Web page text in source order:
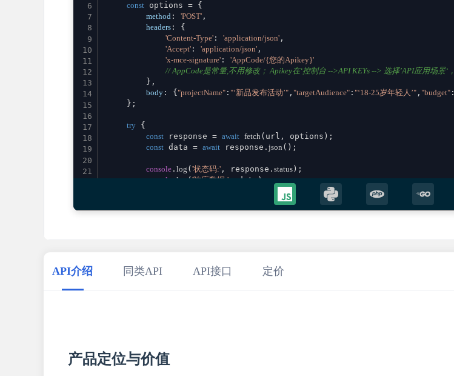
6
7
8
9
10
11
12
13
14
15
16
17
18
19
20
21
30
32
const options = {
method : 'POST' ,
headers : {
'Content-Type' : 'application/json' ,
'Accept' : 'application/json' ,
'x-mce-signature' : 'AppCode/{您的Apikey}'
// AppCode是常量,不用修改； Apikey在‘控制台 -->API KEYs --> 选择’API应用场景‘
        },
body : { "projectName" : "‘新品发布活动’" , "targetAudience" : "‘18-25岁年轻人’" , "budget" :
    };
try {
const response = await fetch (url, options);
const data = await response. json ();
console . log ( '状态码:' , response. status );
console
log ( '响应数据:' , data);
    }
catch (error) {
// 使用示例
API介绍 同类API API接口 定价
产品定位与价值